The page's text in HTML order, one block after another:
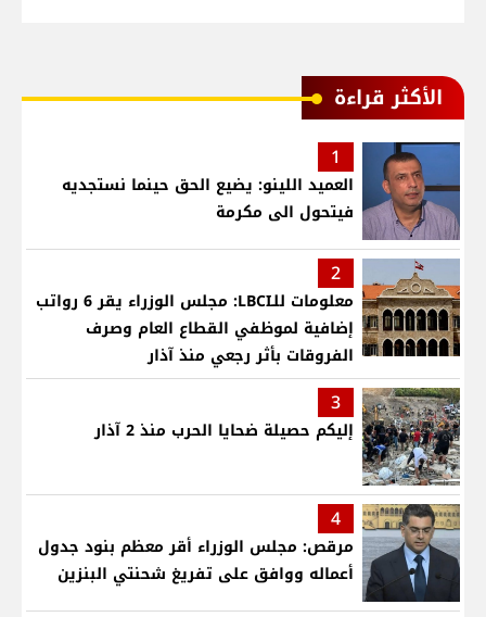
الأكثر قراءة
1
العميد اللينو: يضيع الحق حينما نستجديه
فيتحول الى مكرمة
2
معلومات للـLBCI: مجلس الوزراء يقر 6 رواتب
إضافية لموظفي القطاع العام وصرف
الفروقات بأثر رجعي منذ آذار
3
إليكم حصيلة ضحايا الحرب منذ 2 آذار
4
مرقص: مجلس الوزراء أقر معظم بنود جدول
أعماله ووافق على تفريغ شحنتي البنزين